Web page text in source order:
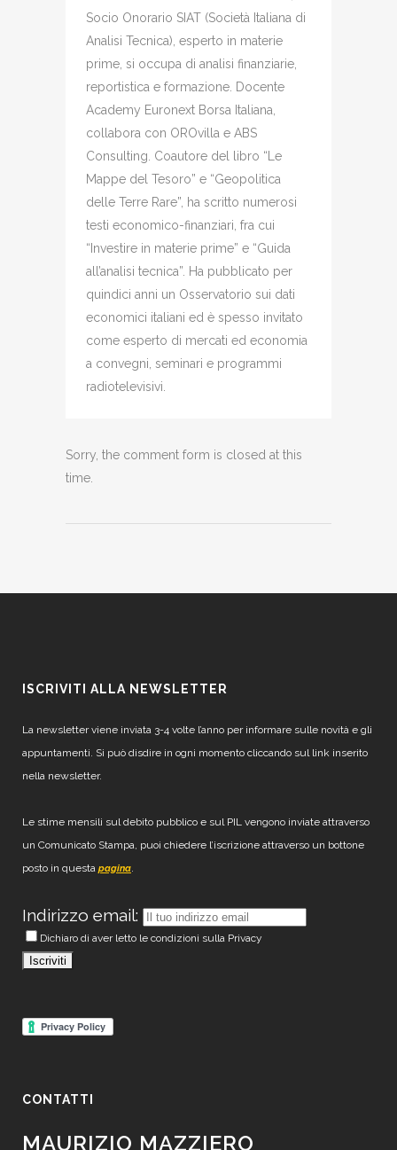
Socio Onorario SIAT (Società Italiana di
Analisi Tecnica), esperto in materie
prime, si occupa di analisi finanziarie,
reportistica e formazione. Docente
Academy Euronext Borsa Italiana,
collabora con OROvilla e ABS
Consulting. Coautore del libro “Le
Mappe del Tesoro” e “Geopolitica
delle Terre Rare”, ha scritto numerosi
testi economico-finanziari, fra cui
“Investire in materie prime” e “Guida
all’analisi tecnica”. Ha pubblicato per
quindici anni un Osservatorio sui dati
economici italiani ed è spesso invitato
come esperto di mercati ed economia
a convegni, seminari e programmi
radiotelevisivi.
Sorry, the comment form is closed at this
time.
ISCRIVITI ALLA NEWSLETTER
La newsletter viene inviata 3-4 volte l’anno per informare sulle novità e gli
appuntamenti. Si può disdire in ogni momento cliccando sul link inserito
nella newsletter.
Le stime mensili sul debito pubblico e sul PIL vengono inviate attraverso
un Comunicato Stampa, puoi chiedere l’iscrizione attraverso un bottone
posto in questa pagina.
Indirizzo email:
Dichiaro di aver letto le condizioni sulla Privacy
CONTATTI
MAURIZIO MAZZIERO